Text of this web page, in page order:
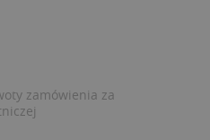
zamówienia za